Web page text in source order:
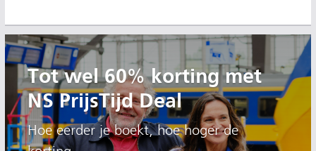
Tot wel 60% korting met
NS PrijsTijd Deal
Hoe eerder je boekt, hoe hoger de